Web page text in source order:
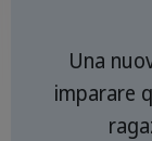
Una
imparare